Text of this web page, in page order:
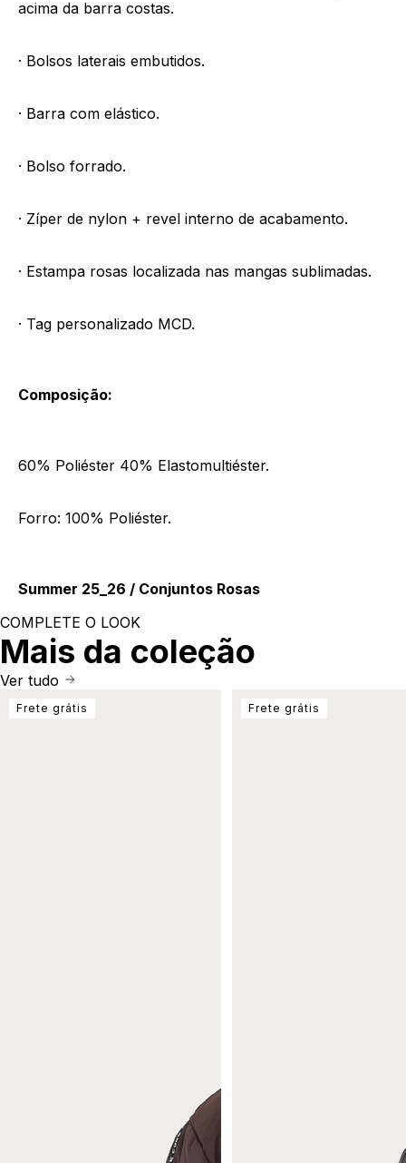
acima da barra costas.
· Bolsos laterais embutidos.
· Barra com elástico.
· Bolso forrado.
· Zíper de nylon + revel interno de acabamento.
· Estampa rosas localizada nas mangas sublimadas.
· Tag personalizado MCD.
Composição:
60% Poliéster 40% Elastomultiéster.
Forro: 100% Poliéster.
Summer 25_26 / Conjuntos Rosas
COMPLETE O LOOK
Mais da coleção
Ver tudo
Frete grátis Frete grátis